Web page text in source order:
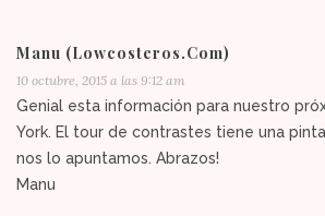
Manu (lowcosteros.com)
10 octubre, 2015 a las 9:12 am
Genial esta información para nuestro
York. El tour de contrastes tiene una
nos lo apuntamos. Abrazos!
Manu